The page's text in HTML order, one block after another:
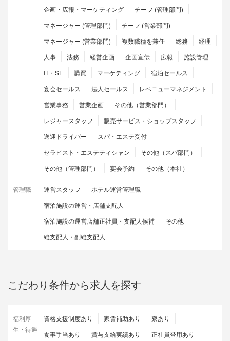
企画・広報・マーケティング
チーフ (管理部門)
マネージャー (管理部門)
チーフ (営業部門)
マネージャー (営業部門)
複数職種を兼任 総務
経理
人事
法務 経営企画 企画宣伝 広報
施設管理
IT・SE
購買 マーケティング
宿泊セールス
宴会セールス
法人セールス
レベニューマネジメント
営業事務
営業企画
その他（営業部門）
レジャースタッフ
販売サービス・ショップスタッフ
送迎ドライバー
スパ・エステ受付
セラピスト・エステティシャン
その他（スパ部門）
その他（管理部門）
宴会予約 その他（本社）
管理職 運営スタッフ
ホテル運営管理職
宿泊施設の運営・店舗支配人
宿泊施設の運営店舗正社員・支配人候補
その他
総支配人・副総支配人
こだわり条件から求人を探す
福利厚
生・待遇
資格支援制度あり 家賃補助あり
寮あり
食事手当あり
賞与支給実績あり
正社員登用あり